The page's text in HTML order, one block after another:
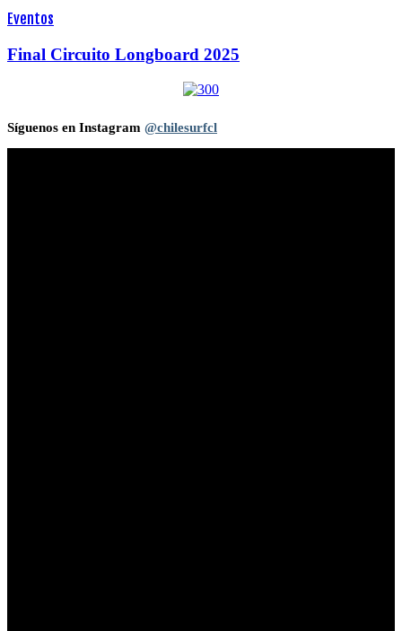
Eventos
Final Circuito Longboard 2025
Síguenos en Instagram @chilesurfcl